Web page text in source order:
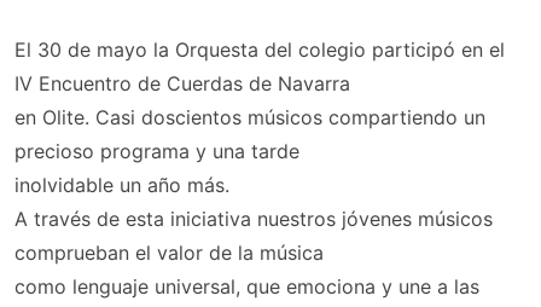
El 30 de mayo la Orquesta del colegio participó en el
IV Encuentro de Cuerdas de Navarra
en Olite. Casi doscientos músicos compartiendo un
precioso programa y una tarde
inolvidable un año más.
A través de esta iniciativa nuestros jóvenes músicos
comprueban el valor de la música
como lenguaje universal, que emociona y une a las